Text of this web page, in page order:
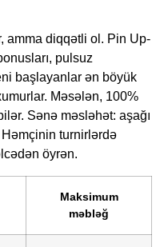
amma diqqətli ol. Pin Up-
pulsuz
başlayanlar ən böyük
Məsələn, 100%
Sənə məsləhət: aşağı
turnirlərdə
öyrən.
Maksimum
məbləğ